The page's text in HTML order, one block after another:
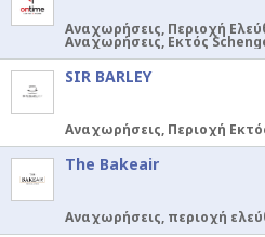
Αναχωρήσεις, Περιοχή
Αναχωρήσεις, Εκτός
SIR BARLEY
Αναχωρήσεις, Περιοχή
The Bakeair
Αναχωρήσεις, περιοχή